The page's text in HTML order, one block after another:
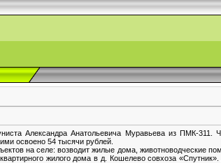
Александра Анатольевича Муравьева из ПМК-311.
освоено 54 тысячи рублей.
на селе: возводит жилые дома, животноводческие
жилого дома в д. Кошелево совхоза